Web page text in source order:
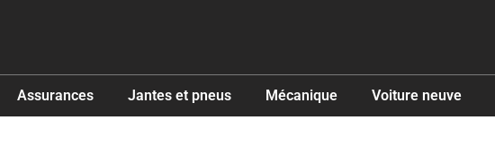
Assurances Jantes et pneus Mécanique Voiture neuve